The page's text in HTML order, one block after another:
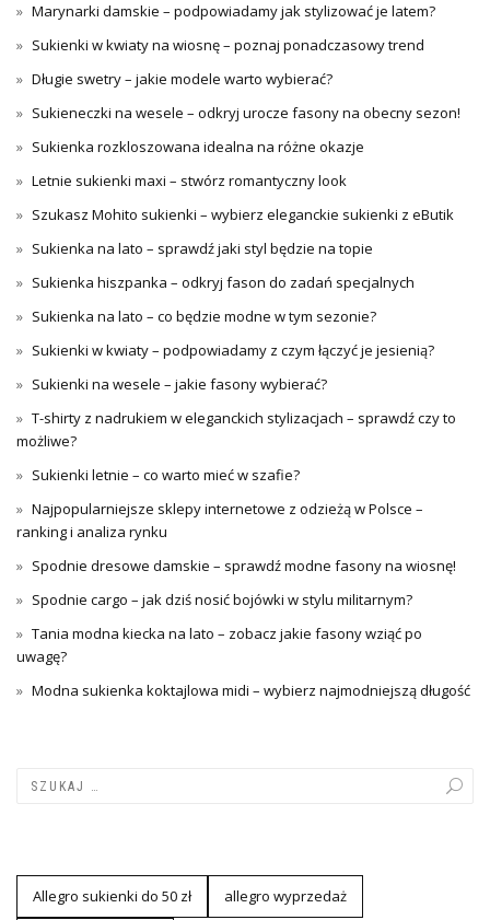
Marynarki damskie – podpowiadamy jak stylizować je latem?
Sukienki w kwiaty na wiosnę – poznaj ponadczasowy trend
Długie swetry – jakie modele warto wybierać?
Sukieneczki na wesele – odkryj urocze fasony na obecny sezon!
Sukienka rozkloszowana idealna na różne okazje
Letnie sukienki maxi – stwórz romantyczny look
Szukasz Mohito sukienki – wybierz eleganckie sukienki z eButik
Sukienka na lato – sprawdź jaki styl będzie na topie
Sukienka hiszpanka – odkryj fason do zadań specjalnych
Sukienka na lato – co będzie modne w tym sezonie?
Sukienki w kwiaty – podpowiadamy z czym łączyć je jesienią?
Sukienki na wesele – jakie fasony wybierać?
T-shirty z nadrukiem w eleganckich stylizacjach – sprawdź czy to
możliwe?
Sukienki letnie – co warto mieć w szafie?
Najpopularniejsze sklepy internetowe z odzieżą w Polsce –
ranking i analiza rynku
Spodnie dresowe damskie – sprawdź modne fasony na wiosnę!
Spodnie cargo – jak dziś nosić bojówki w stylu militarnym?
Tania modna kiecka na lato – zobacz jakie fasony wziąć po
uwagę?
Modna sukienka koktajlowa midi – wybierz najmodniejszą długość
Allegro sukienki do 50 zł allegro wyprzedaż